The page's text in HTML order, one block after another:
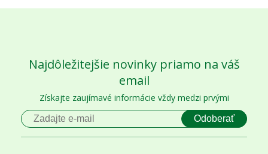
Najdôležitejšie novinky priamo na váš
email
Získajte zaujímavé informácie vždy medzi prvými
Odoberať